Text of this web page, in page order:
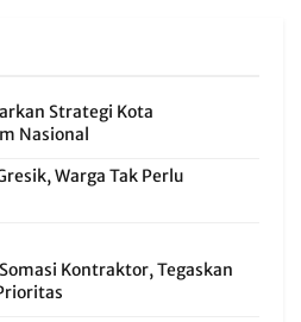
Strategi Kota
Nasional
Warga Tak Perlu
Kontraktor, Tegaskan